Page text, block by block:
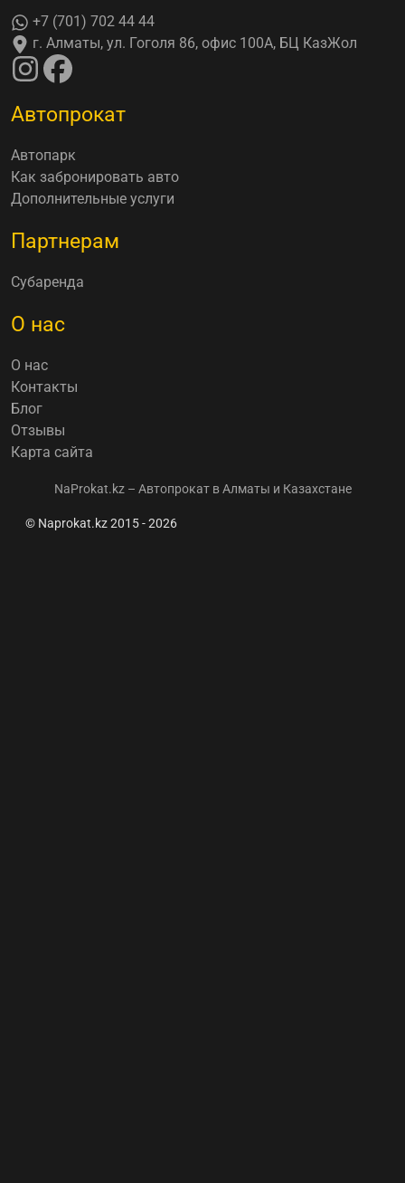
+7 (701) 702 44 44
г. Алматы, ул. Гоголя 86, офис 100А, БЦ КазЖол
Автопрокат
Автопарк
Как забронировать авто
Дополнительные услуги
Партнерам
Субаренда
О нас
О нас
Контакты
Блог
Отзывы
Карта сайта
NaProkat.kz – Автопрокат в Алматы и Казахстане
© Naprokat.kz 2015 - 2026